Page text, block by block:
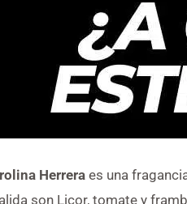
Herreraes una
son Licor, tomate y